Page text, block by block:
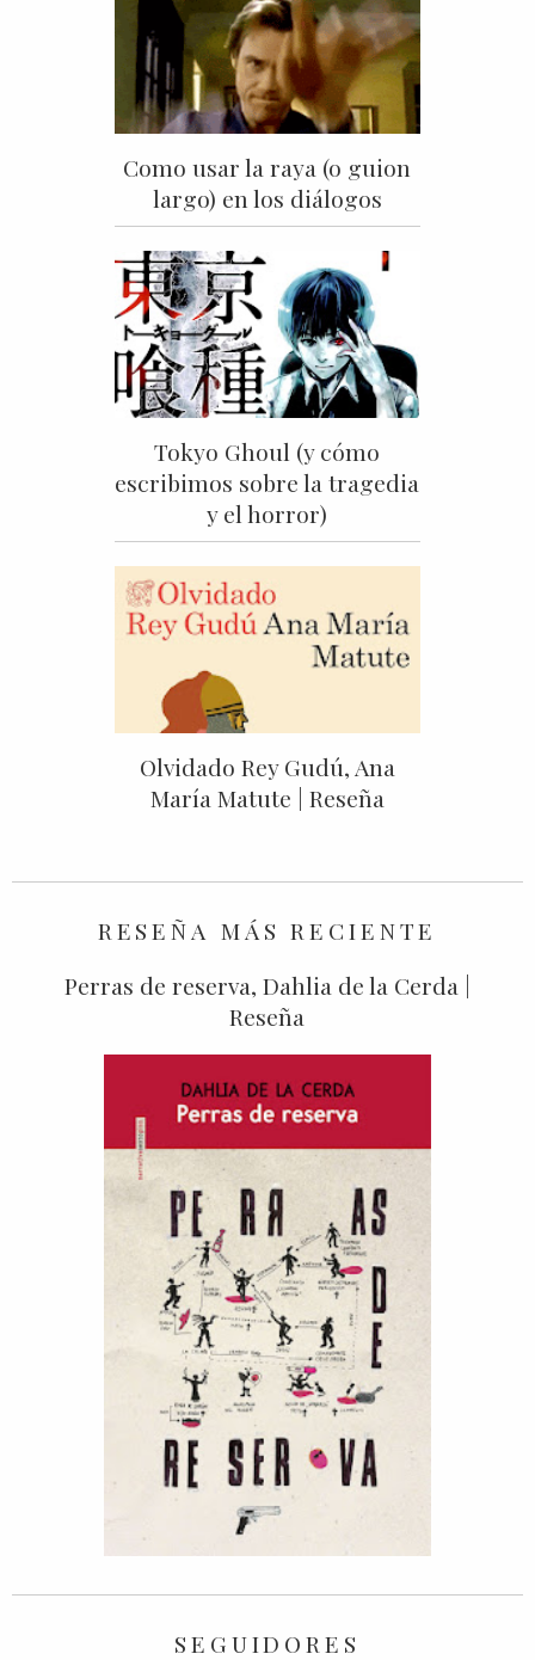
Como usar la raya (o guion
largo) en los diálogos
Tokyo Ghoul (y cómo
escribimos sobre la tragedia
y el horror)
Olvidado Rey Gudú, Ana
María Matute | Reseña
RESEÑA MÁS RECIENTE
Perras de reserva, Dahlia de la Cerda |
Reseña
SEGUIDORES